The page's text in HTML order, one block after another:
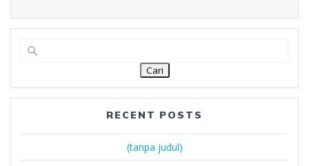
Cari
RECENT POSTS
(tanpa judul)